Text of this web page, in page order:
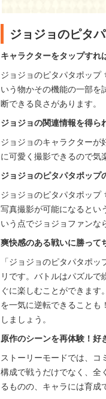
ジョジョのピタ
キャラクターをタップすれ
ジョジョのピタパタポップ
いう物かその機能の一部を
断できる良さがあります。
ジョジョの関連情報を得ら
ジョジョのキャラクターが
に可愛く撮影できるので気
ジョジョのピタパタポップ
ジョジョのピタパタポップ
写真撮影が可能になるとい
いう点でジョジョファンな
爽快感のある戦いに勝って
「ジョジョのピタパタポ
リです。バトルはパズル
ぐに楽しむことができま
を一気に逆転できることも
しましょう。
原作のシーンを再体験！好
ストーリーモードでは、コ
構成で戦うだけでなく、全
るものの、キャラには育成